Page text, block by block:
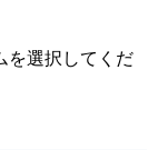
を選択してくだ